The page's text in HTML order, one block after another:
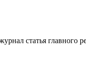
статья главного